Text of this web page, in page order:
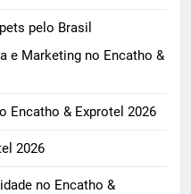
pelo Brasil
e Marketing no Encatho &
Encatho & Exprotel 2026
2026
no Encatho &